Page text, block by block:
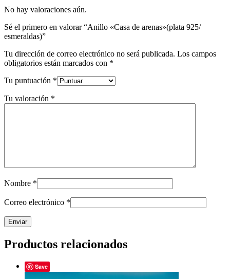
No hay valoraciones aún.
Sé el primero en valorar “Anillo «Casa de arenas»(plata 925/
esmeraldas)”
Tu dirección de correo electrónico no será publicada. Los campos
obligatorios están marcados con *
Tu puntuación *
Tu valoración *
Nombre *
Correo electrónico *
Productos relacionados
Save